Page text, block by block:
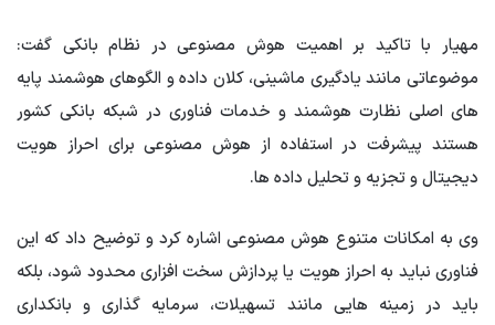
مهیار با تاکید بر اهمیت هوش مصنوعی در نظام بانکی گفت:
موضوعاتی مانند یادگیری ماشینی، کلان داده و الگوهای هوشمند پایه
های اصلی نظارت هوشمند و خدمات فناوری در شبکه بانکی کشور
هستند پیشرفت در استفاده از هوش مصنوعی برای احراز هویت
دیجیتال و تجزیه و تحلیل داده ها.
وی به امکانات متنوع هوش مصنوعی اشاره کرد و توضیح داد که این
فناوری نباید به احراز هویت یا پردازش سخت افزاری محدود شود، بلکه
باید در زمینه هایی مانند تسهیلات، سرمایه گذاری و بانکداری